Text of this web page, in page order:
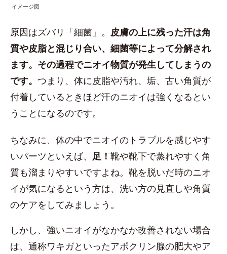
イメージ図
原因はズバリ「細菌」。 皮膚の上に残った汗は角
質や皮脂と混じり合い、細菌等によって分解され
ます。その過程でニオイ物質が発生してしまうの
です。 つまり、体に皮脂や汚れ、垢、古い角質が
付着しているときほど汗のニオイは強くなるとい
うことになるのです。
ちなみに、体の中でニオイのトラブルを感じやす
いパーツといえば、 足！ 靴や靴下で蒸れやすく角
質も溜まりやすいですよね。靴を脱いだ時のニオ
イが気になるという方は、洗い方の見直しや角質
のケアをしてみましょう。
しかし、強いニオイがなかなか改善されない場合
は、通称ワキガといったアポクリン腺の肥大やア